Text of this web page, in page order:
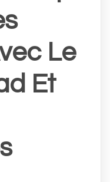
Le
Et